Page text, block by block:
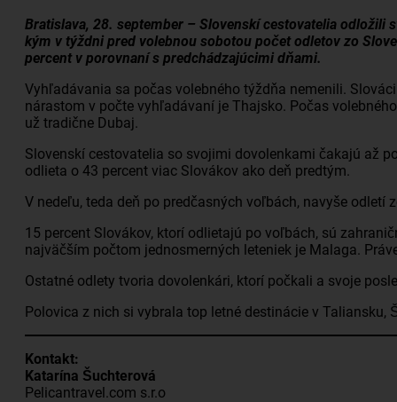
Bratislava, 28. september – Slovenskí cestovatelia odložili
kým v týždni pred volebnou sobotou počet odletov zo
percent v porovnaní s predchádzajúcimi dňami.
Vyhľadávania sa počas volebného týždňa nemenili.
nárastom v počte vyhľadávaní je Thajsko. Počas
už tradične Dubaj.
Slovenskí cestovatelia so svojimi dovolenkami čakajú až
odlieta o 43 percent viac Slovákov ako deň predtým.
V nedeľu, teda deň po predčasných voľbách, navyše odletí
15 percent Slovákov, ktorí odlietajú po voľbách, sú
najväčším počtom jednosmerných leteniek je Malaga.
Ostatné odlety tvoria dovolenkári, ktorí počkali a svoje
Polovica z nich si vybrala top letné destinácie v Taliansku,
Kontakt:
Katarína Šuchterová
Pelicantravel.com s.r.o